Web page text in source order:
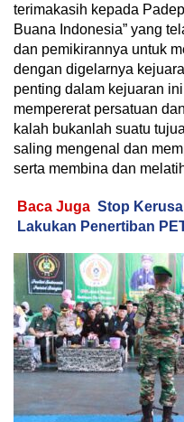
terimakasih kepada
Buana Indonesia” yang
dan pemikirannya untuk
dengan digelarnya
penting dalam kejuaran
mempererat persatuan
kalah bukanlah suatu
saling mengenal dan
serta membina dan
Baca Juga Stop
Lakukan Penertiban